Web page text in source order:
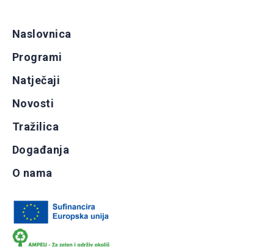
Naslovnica
Programi
Natječaji
Novosti
Tražilica
Događanja
O nama